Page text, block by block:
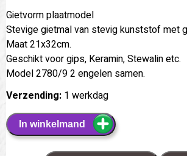
Gietvorm plaatmodel
Stevige gietmal van stevig kunststof met
Maat 21x32cm.
Geschikt voor gips, Keramin, Stewalin etc.
Model 2780/9 2 engelen samen.
Verzending: 1 werkdag
In winkelmand